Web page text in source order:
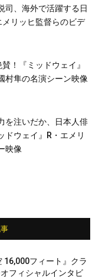
司、海外で活躍する日
リッヒ監督らのビデ
！『ミッドウェイ』
村隼の名演シーン映像
を注いだか、日本人俳
ドウェイ』R・エメリ
映像
16,000フィート』クラ
フィシャルインタビ